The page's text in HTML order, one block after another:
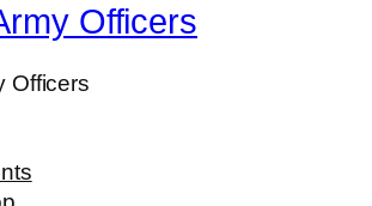
Officers
Officers